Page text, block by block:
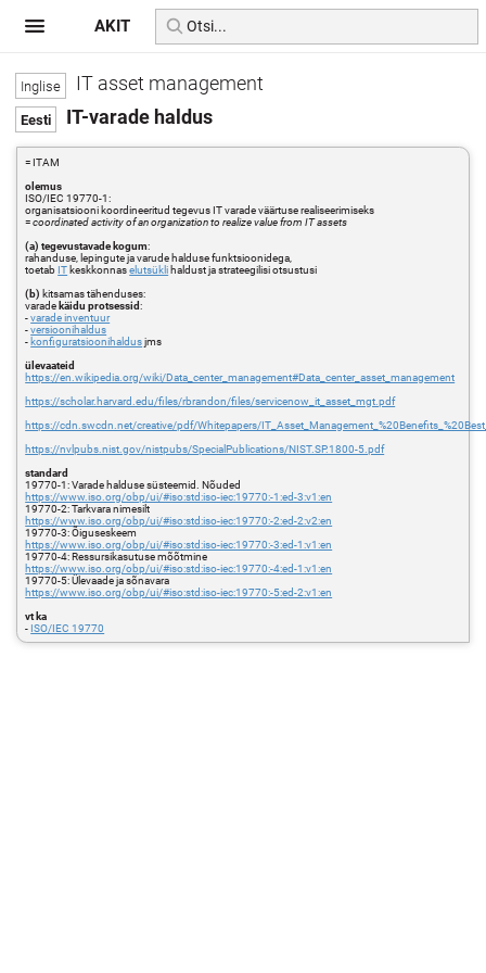
IT asset management
IT-varade haldus
= ITAM
olemus
ISO/IEC 19770-1:
organisatsiooni koordineeritud tegevus IT varade väärtuse realiseerimiseks
=coordinated activity of an organization to realize value from IT assets
(a) tegevustavade kogum:
rahanduse, lepingute ja varude halduse funktsioonidega,
toetab IT keskkonnaselutsükli haldust ja strateegilisi otsustusi
(b) kitsamas tähenduses:
varade käidu protsessid:
-varade inventuur
-versioonihaldus
- konfiguratsioonihaldusjms
ülevaateid
https://en.wikipedia.org/wiki/Data_center_management#Data_center_asset_management
https://scholar.harvard.edu/files/rbrandon/files/servicenow_it_asset_mgt.pdf
https://cdn.swcdn.net/creative/pdf/Whitepapers/
https://nvlpubs.nist.gov/nistpubs/SpecialPublications/NIST.SP.1800-5.pdf
standard
19770-1: Varade halduse süsteemid. Nõuded
https://www.iso.org/obp/ui/#iso:std:iso-iec:19770:-1:ed-3:v1:en
19770-2: Tarkvara nimesilt
https://www.iso.org/obp/ui/#iso:std:iso-iec:19770:-2:ed-2:v2:en
19770-3: Õiguseskeem
https://www.iso.org/obp/ui/#iso:std:iso-iec:19770:-3:ed-1:v1:en
19770-4: Ressursikasutuse mõõtmine
https://www.iso.org/obp/ui/#iso:std:iso-iec:19770:-4:ed-1:v1:en
19770-5: Ülevaade ja sõnavara
https://www.iso.org/obp/ui/#iso:std:iso-iec:19770:-5:ed-2:v1:en
vt ka
- ISO/IEC 19770
AKIT